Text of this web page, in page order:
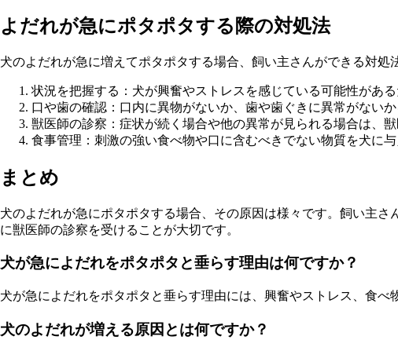
よだれが急にポタポタする際の対処法
犬のよだれが急に増えてポタポタする場合、飼い主さんができる対処
状況を把握する：犬が興奮やストレスを感じている可能性があ
口や歯の確認：口内に異物がないか、歯や歯ぐきに異常がないか
獣医師の診察：症状が続く場合や他の異常が見られる場合は、獣
食事管理：刺激の強い食べ物や口に含むべきでない物質を犬に
まとめ
犬のよだれが急にポタポタする場合、その原因は様々です。飼い主
に獣医師の診察を受けることが大切です。
犬が急によだれをポタポタと垂らす理由は何ですか？
犬が急によだれをポタポタと垂らす理由には、興奮やストレス、食
犬のよだれが増える原因とは何ですか？